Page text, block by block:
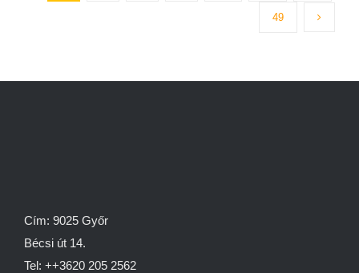
49
Cím: 9025 Győr
Bécsi út 14.
Tel: ++3620 205 2562